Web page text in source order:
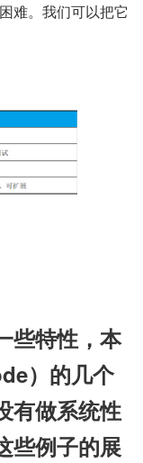
难。我们可以把它
些特性，本
）的几个
有做系统性
些例子的展